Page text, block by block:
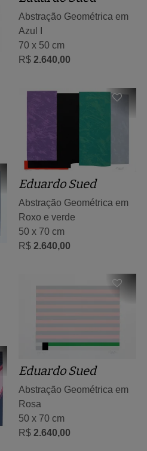
Abstração Geométrica em
Azul I
70 x 50 cm
R$ 2.640,00
Eduardo Sued
Abstração Geométrica em
Roxo e verde
50 x 70 cm
R$ 2.640,00
Eduardo Sued
Abstração Geométrica em
Rosa
50 x 70 cm
R$ 2.640,00